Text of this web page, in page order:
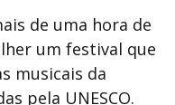
de uma hora de
um festival que
musicais da
pela UNESCO.